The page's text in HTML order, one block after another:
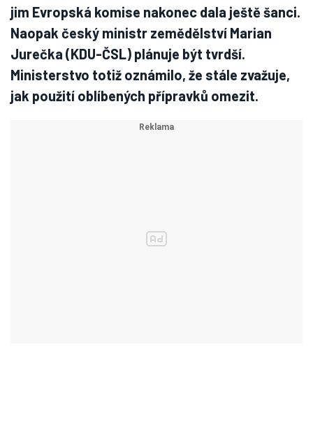
jim Evropská komise nakonec dala ještě šanci.
Naopak český ministr zemědělství Marian
Jurečka (KDU-ČSL) plánuje být tvrdší.
Ministerstvo totiž oznámilo, že stále zvažuje,
jak použití oblíbených přípravků omezit.